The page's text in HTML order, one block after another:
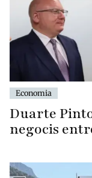
Economia
Duarte
negocis